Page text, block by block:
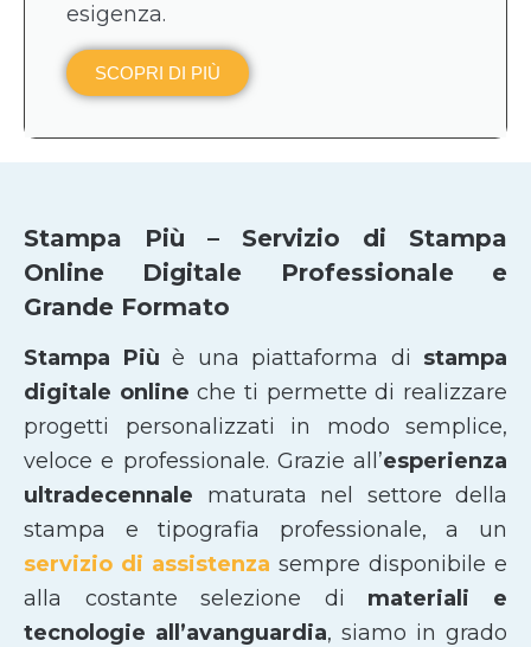
esigenza.
SCOPRI DI PIÙ
Stampa Più – Servizio di Stampa
Online Digitale Professionale e
Grande Formato
Stampa Più è una piattaforma di stampa
digitale online che ti permette di realizzare
progetti personalizzati in modo semplice,
veloce e professionale. Grazie all’esperienza
ultradecennale maturata nel settore della
stampa e tipografia professionale, a un
servizio di assistenza sempre disponibile e
alla costante selezione di materiali e
tecnologie all’avanguardia, siamo in grado